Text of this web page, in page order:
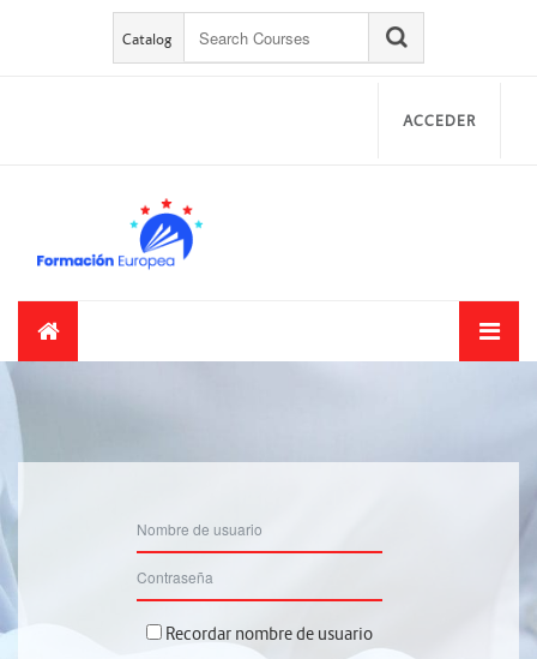
Salta al contenido principal
Salta al contenido principal
Catalog
ACCEDER
Recordar nombre de usuario